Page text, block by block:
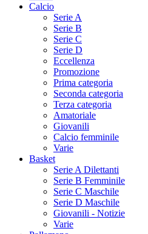
Calcio
Serie A
Serie B
Serie C
Serie D
Eccellenza
Promozione
Prima categoria
Seconda categoria
Terza categoria
Amatoriale
Giovanili
Calcio femminile
Varie
Basket
Serie A Dilettanti
Serie B Femminile
Serie C Maschile
Serie D Maschile
Giovanili - Notizie
Varie